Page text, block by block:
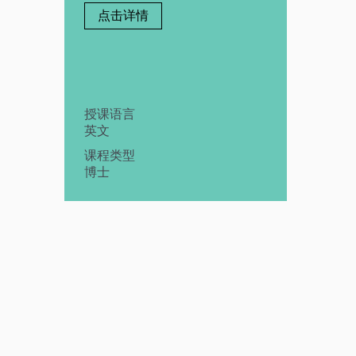
点击详情
授课语言
英文
课程类型
博士